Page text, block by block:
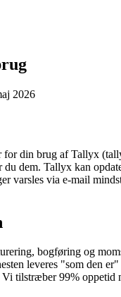
2026
din brug af Tallyx
du dem. Tallyx kan
varsles via e-mail
bogføring og
leveres "som den
Vi tilstræber 99% oppetid